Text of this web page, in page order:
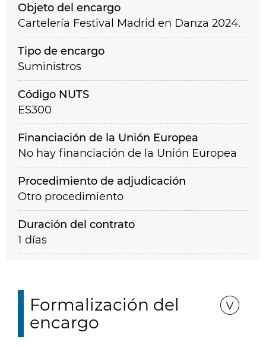
Objeto del encargo
Cartelería Festival Madrid en Danza 2024.
Tipo de encargo
Suministros
Código NUTS
ES300
Financiación de la Unión Europea
No hay financiación de la Unión Europea
Procedimiento de adjudicación
Otro procedimiento
Duración del contrato
1 días
Formalización del
encargo